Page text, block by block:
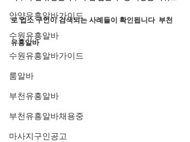
안양유흥알바가이드
수원유흥알바
수원유흥알바가이드
룸알바
부천유흥알바
부천유흥알바채용중
마사지구인공고
로 업소 구인이 검색되는 사례들이 확인됩니다  부천
유흥알바